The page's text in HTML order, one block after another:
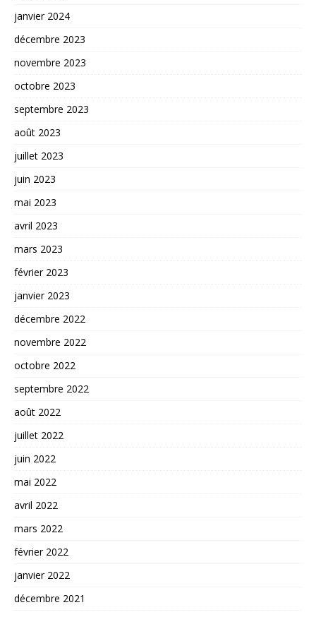
janvier 2024
décembre 2023
novembre 2023
octobre 2023
septembre 2023
août 2023
juillet 2023
juin 2023
mai 2023
avril 2023
mars 2023
février 2023
janvier 2023
décembre 2022
novembre 2022
octobre 2022
septembre 2022
août 2022
juillet 2022
juin 2022
mai 2022
avril 2022
mars 2022
février 2022
janvier 2022
décembre 2021